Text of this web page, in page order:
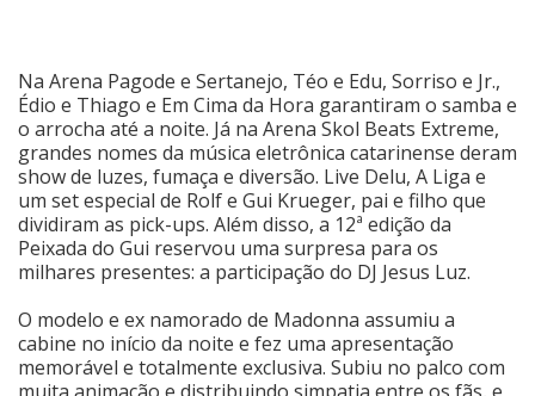
Na Arena Pagode e Sertanejo, Téo e Edu, Sorriso e Jr.,
Édio e Thiago e Em Cima da Hora garantiram o samba e
o arrocha até a noite. Já na Arena Skol Beats Extreme,
grandes nomes da música eletrônica catarinense deram
show de luzes, fumaça e diversão. Live Delu, A Liga e
um set especial de Rolf e Gui Krueger, pai e filho que
dividiram as pick-ups. Além disso, a 12ª edição da
Peixada do Gui reservou uma surpresa para os
milhares presentes: a participação do DJ Jesus Luz.
O modelo e ex namorado de Madonna assumiu a
cabine no início da noite e fez uma apresentação
memorável e totalmente exclusiva. Subiu no palco com